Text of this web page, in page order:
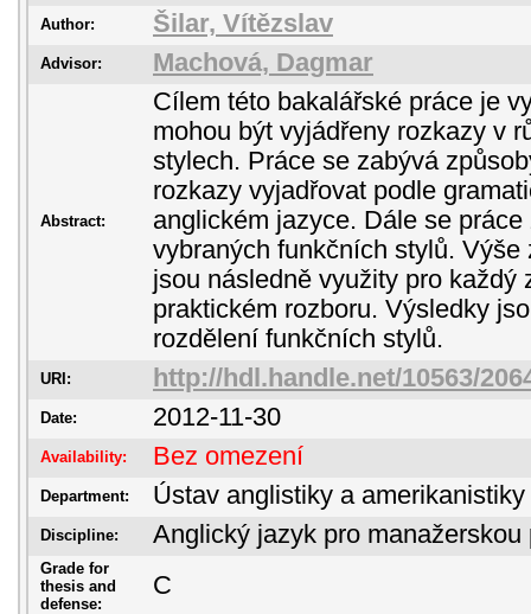
Author: Šilar, Vítězslav
Advisor: Machová, Dagmar
Abstract:
Cílem této bakalářské práce je
mohou být vyjádřeny rozkazy v
stylech. Práce se zabývá
rozkazy vyjadřovat podle
anglickém jazyce. Dále se
vybraných funkčních stylů.
jsou následně využity pro každý
praktickém rozboru. Výsledky
rozdělení funkčních stylů.
URI: http://hdl.handle.net/10563/
Date: 2012-11-30
Availability: Bez omezení
Department: Ústav anglistiky a amerikanistiky
Discipline: Anglický jazyk pro manažerskou
Grade for
thesis and
defense:
C